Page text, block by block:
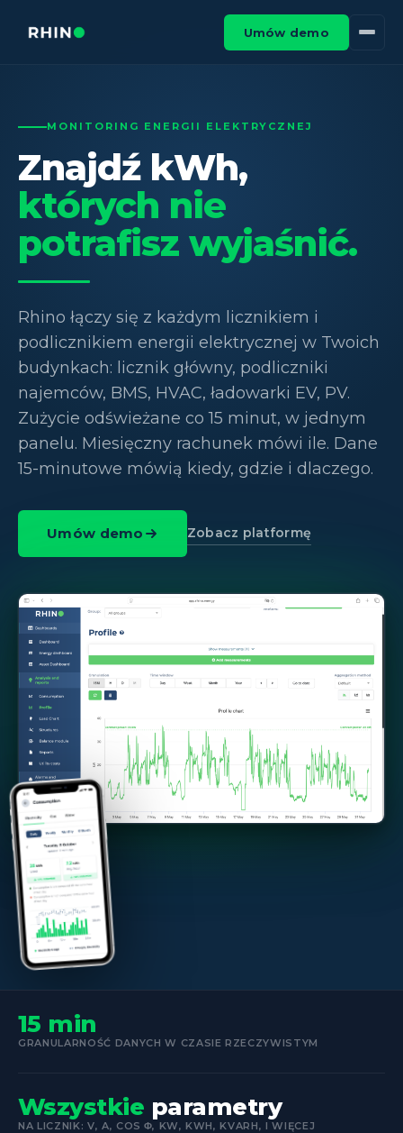
Umów demo
MONITORING ENERGII ELEKTRYCZNEJ
Znajdź kWh,
których nie
potrafisz wyjaśnić.
Rhino łączy się z każdym licznikiem i
podlicznikiem energii elektrycznej w Twoich
budynkach: licznik główny, podliczniki
najemców, BMS, HVAC, ładowarki EV, PV.
Zużycie odświeżane co 15 minut, w jednym
panelu. Miesięczny rachunek mówi ile. Dane
15-minutowe mówią kiedy, gdzie i dlaczego.
Umów demo Zobacz platformę
15 min
GRANULARNOŚĆ DANYCH W CZASIE RZECZYWISTYM
Wszystkie parametry
NA LICZNIK: V, A, COS Φ, KW, KWH, KVARH, I WIĘCEJ